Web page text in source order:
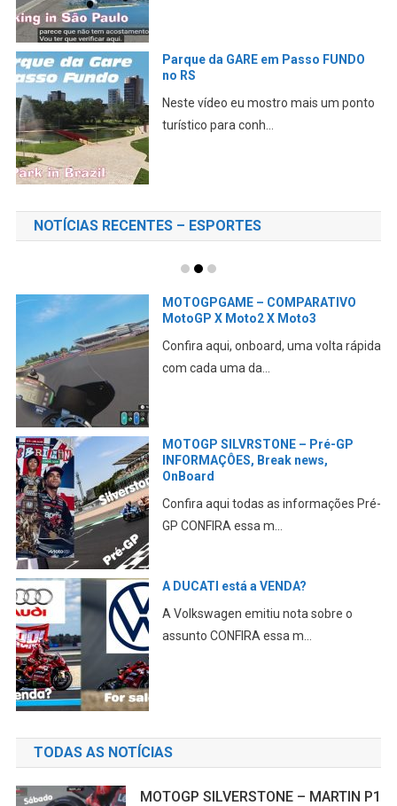
Parque da GARE em Passo FUNDO
no RS
Neste vídeo eu mostro mais um ponto
turístico para conh...
NOTÍCIAS RECENTES – ESPORTES
MOTOGPGAME – COMPARATIVO
MotoGP X Moto2 X Moto3
Confira aqui, onboard, uma volta rápida
com cada uma da...
MOTOGP SILVRSTONE – Pré-GP
INFORMAÇÔES, Break news,
OnBoard
Confira aqui todas as informações Pré-
GP CONFIRA essa m...
A DUCATI está a VENDA?
A Volkswagen emitiu nota sobre o
assunto CONFIRA essa m...
TODAS AS NOTÍCIAS
MOTOGP SILVERSTONE – MARTIN P1